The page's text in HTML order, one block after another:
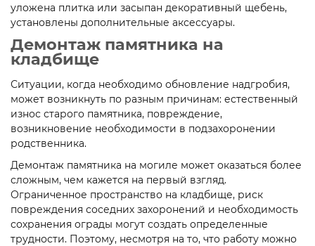
уложена плитка или засыпан декоративный щебень,
установлены дополнительные аксессуары.
Демонтаж памятника на
кладбище
Ситуации, когда необходимо обновление надгробия,
может возникнуть по разным причинам: естественный
износ старого памятника, повреждение,
возникновение необходимости в подзахоронении
родственника.
Демонтаж памятника на могиле может оказаться более
сложным, чем кажется на первый взгляд.
Ограниченное пространство на кладбище, риск
повреждения соседних захоронений и необходимость
сохранения ограды могут создать определенные
трудности. Поэтому, несмотря на то, что работу можно